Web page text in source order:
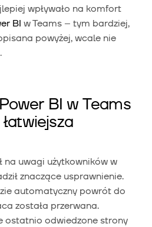
wpływało na komfort
BI w Teams – tym bardziej,
powyżej, wcale nie
BI w Teams
na uwagi użytkowników w
znaczące usprawnienie.
automatyczny powrót do
została przerwana.
ostatnio odwiedzone strony